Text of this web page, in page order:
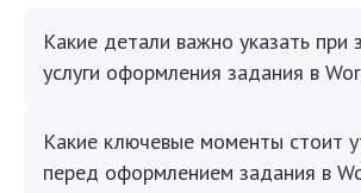
Какие детали важно указать при
услуги оформления задания в
Какие ключевые моменты стоит
перед оформлением задания в